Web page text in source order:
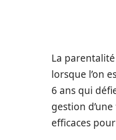
La
lorsque l’on
6 ans qui
gestion
efficaces